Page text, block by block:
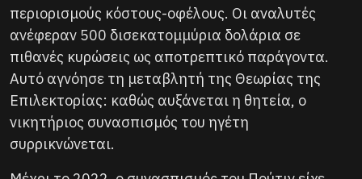
περιορισμούς κόστους-οφέλους. Οι αναλυτές
ανέφεραν 500 δισεκατομμύρια δολάρια σε
πιθανές κυρώσεις ως αποτρεπτικό παράγοντα.
Αυτό αγνόησε τη μεταβλητή της Θεωρίας της
Επιλεκτορίας: καθώς αυξάνεται η θητεία, ο
νικητήριος συνασπισμός του ηγέτη
συρρικνώνεται.